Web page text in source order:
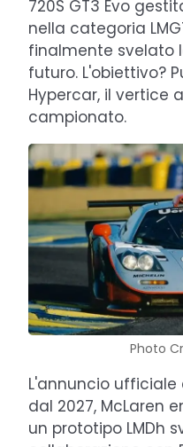
720S GT3 Evo
nella categoria
finalmente svelato
futuro. L'obiettivo?
Hypercar, il vertice
campionato.
Photo
L'annuncio
dal 2027, McLaren
un prototipo LMDh